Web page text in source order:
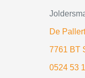
De
7761 BT
0524 53